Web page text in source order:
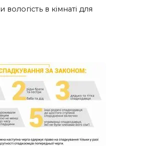
вологість в кімнаті для